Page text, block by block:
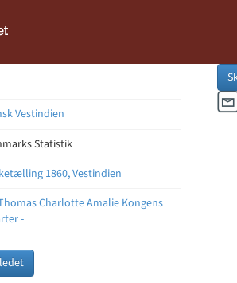
Vestindien
Statistik
1860, Vestindien
Charlotte Amalie Kongens
-